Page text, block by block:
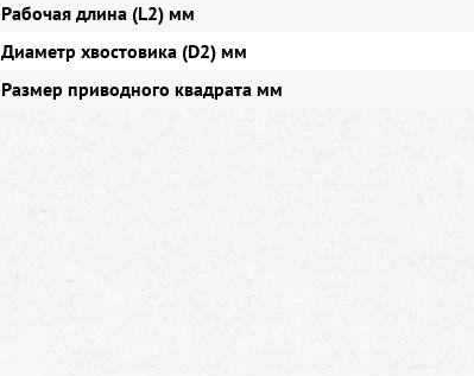
Рабочая длина (L2) мм
Диаметр хвостовика (D2) мм
Размер приводного квадрата мм